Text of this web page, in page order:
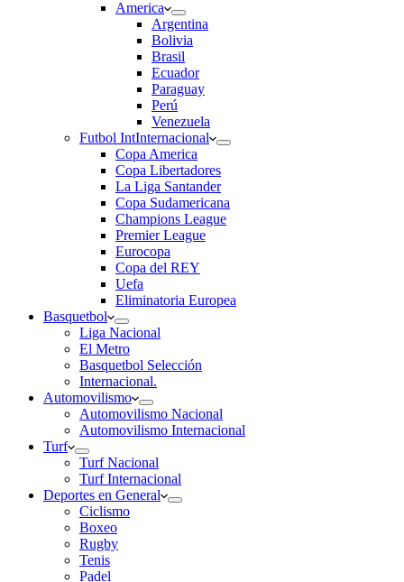
America
Argentina
Bolivia
Brasil
Ecuador
Paraguay
Perú
Venezuela
Futbol IntInternacional
Copa America
Copa Libertadores
La Liga Santander
Copa Sudamericana
Champions League
Premier League
Eurocopa
Copa del REY
Uefa
Eliminatoria Europea
Basquetbol
Liga Nacional
El Metro
Basquetbol Selección
Internacional.
Automovilismo
Automovilismo Nacional
Automovilismo Internacional
Turf
Turf Nacional
Turf Internacional
Deportes en General
Ciclismo
Boxeo
Rugby
Tenis
Padel